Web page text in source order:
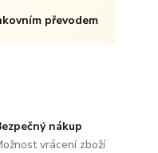
převodem
nákup
vrácení zboží